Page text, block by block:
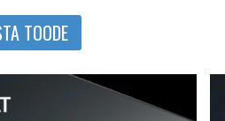
TOODE